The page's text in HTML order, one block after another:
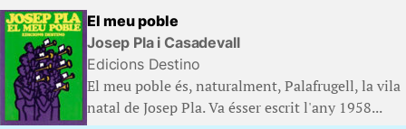
El meu poble
Josep Pla i Casadevall
Edicions Destino
El meu poble és, naturalment, Palafrugell, la vila
natal de Josep Pla. Va ésser escrit l'any 1958...